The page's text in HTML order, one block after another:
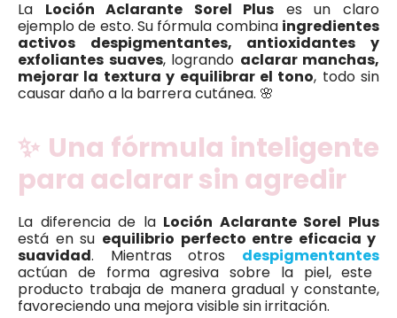
La Loción Aclarante Sorel Plus es un claro
ejemplo de esto. Su fórmula combina ingredientes
activos despigmentantes, antioxidantes y
exfoliantes suaves, logrando aclarar manchas,
mejorar la textura y equilibrar el tono, todo sin
causar daño a la barrera cutánea. 🌸
✨ Una fórmula inteligente
para aclarar sin agredir
La diferencia de la Loción Aclarante Sorel Plus
está en su equilibrio perfecto entre eficacia y
suavidad. Mientras otros despigmentantes
actúan de forma agresiva sobre la piel, este
producto trabaja de manera gradual y constante,
favoreciendo una mejora visible sin irritación.